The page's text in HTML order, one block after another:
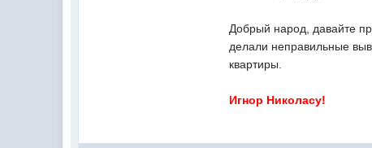
Добрый народ, давайте
делали неправильные
квартиры.
Игнор Николасу!